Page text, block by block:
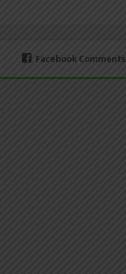
Facebook Comments